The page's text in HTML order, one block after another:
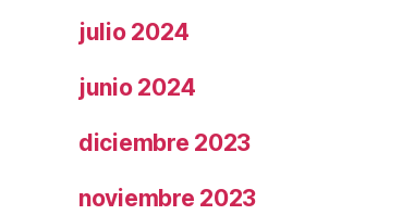
julio 2024
junio 2024
diciembre 2023
noviembre 2023